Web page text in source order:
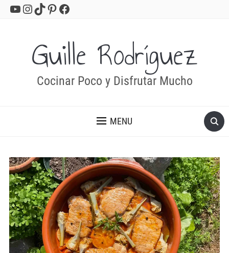
YouTube
Instagram
TikTok
Pinterest
Facebook
Guille Rodríguez
Cocinar Poco y Disfrutar Mucho
MENU